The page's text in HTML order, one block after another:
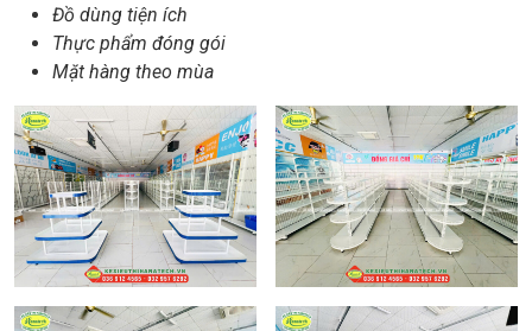
Đồ dùng tiện ích
Thực phẩm đóng gói
Mặt hàng theo mùa